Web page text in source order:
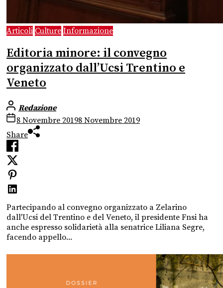
Articoli Culture Informazione
Editoria minore: il convegno
organizzato dall’Ucsi Trentino e
Veneto
Redazione
8 Novembre 20198 Novembre 2019
Share
Partecipando al convegno organizzato a Zelarino
dall'Ucsi del Trentino e del Veneto, il presidente Fnsi ha
anche espresso solidarietà alla senatrice Liliana Segre,
facendo appello...